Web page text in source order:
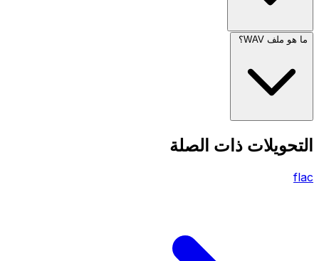
ما هو ملف WAV؟
التحويلات ذات الصلة
flac